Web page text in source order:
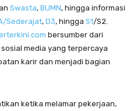
Swasta, BUMN, hingga informasi
Sederajat, D3, hingga S1/S2.
bersumber dari
media yang terpercaya
karir dan menjadi bagian
ketika melamar pekerjaan,